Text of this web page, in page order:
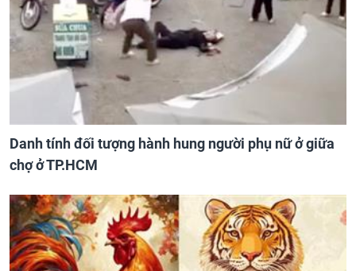
Danh tính đối tượng hành hung người phụ nữ ở giữa
chợ ở TP.HCM